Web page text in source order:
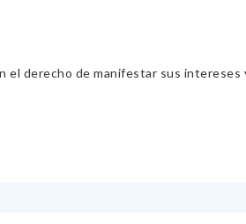
el derecho de manifestar sus